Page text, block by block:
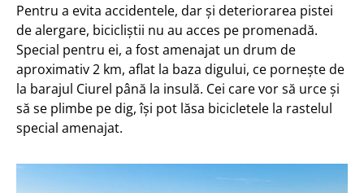
Pentru a evita accidentele, dar și deteriorarea pistei
de alergare, bicicliștii nu au acces pe promenadă.
Special pentru ei, a fost amenajat un drum de
aproximativ 2 km, aflat la baza digului, ce pornește de
la barajul Ciurel până la insulă. Cei care vor să urce și
să se plimbe pe dig, își pot lăsa bicicletele la rastelul
special amenajat.